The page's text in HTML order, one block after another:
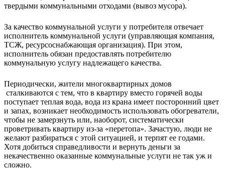
твердыми коммунальными отходами (вывоз мусора).
За качество коммунальной услуги у потребителя отвечает
исполнитель коммунальной услуги (управляющая компания,
ТСЖ, ресурсоснабжающая организация). При этом,
исполнитель обязан предоставлять потребителю
коммунальную услугу надлежащего качества.
Периодически, жители многоквартирных домов
сталкиваются с тем, что в квартиру вместо горячей воды
поступает теплая вода, вода из крана имеет посторонний цвет
и запах, возникает необходимость использовать обогреватели,
чтобы не замерзнуть или, наоборот, систематически
проветривать квартиру из-за «перетопа». Зачастую, люди не
желают разбираться с этой ситуацией, и терпят ее годами.
Хотя добиться справедливости и вернуть деньги за
некачественно оказанные коммунальные услуги не так уж и
сложно.